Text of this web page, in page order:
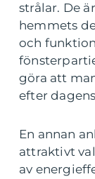
strålar. De
hemmets
och
göra att
efter
En annan
attraktivt
av